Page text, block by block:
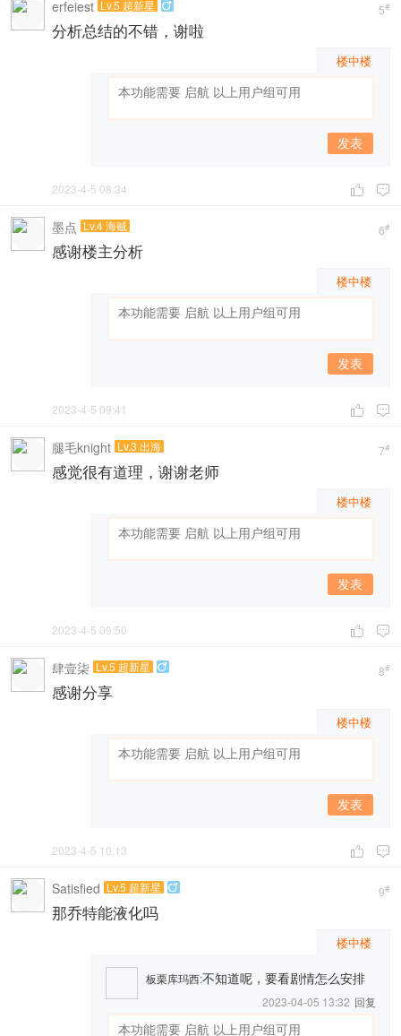
5#
erfeiest Lv.5 超新星 
分析总结的不错，谢啦
楼中楼
发表
 
2023-4-5 08:34
6#
墨点 Lv.4 海贼
感谢楼主分析
楼中楼
发表
 
2023-4-5 09:41
7#
腿毛knight Lv.3 出海
感觉很有道理，谢谢老师
楼中楼
发表
 
2023-4-5 09:50
8#
肆壹柒 Lv.5 超新星 
感谢分享
楼中楼
发表
 
2023-4-5 10:13
9#
Satisfied Lv.5 超新星 
那乔特能液化吗
楼中楼
板栗库玛西:不知道呢，要看剧情怎么安排
2023-04-05 13:32 回复